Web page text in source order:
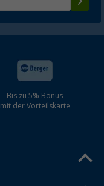
Bis zu 5% Bonus
mit der Vorteilskarte